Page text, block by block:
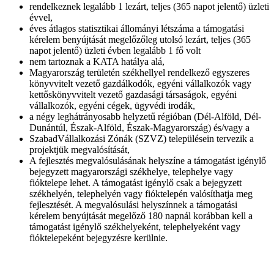
rendelkeznek legalább 1 lezárt, teljes (365 napot jelentő) üzleti
évvel,
éves átlagos statisztikai állományi létszáma a támogatási
kérelem benyújtását megelőzőleg utolsó lezárt, teljes (365
napot jelentő) üzleti évben legalább 1 fő volt
nem tartoznak a KATA hatálya alá,
Magyarország területén székhellyel rendelkező egyszeres
könyvvitelt vezető gazdálkodók, egyéni vállalkozók vagy
kettőskönyvvitelt vezető gazdasági társaságok, egyéni
vállalkozók, egyéni cégek, ügyvédi irodák,
a négy leghátrányosabb helyzetű régióban (Dél-Alföld, Dél-
Dunántúl, Észak-Alföld, Észak-Magyarország) és/vagy a
SzabadVállalkozási Zónák (SZVZ) településein tervezik a
projektjük megvalósítását,
A fejlesztés megvalósulásának helyszíne a támogatást igénylő
bejegyzett magyarországi székhelye, telephelye vagy
fióktelepe lehet. A támogatást igénylő csak a bejegyzett
székhelyén, telephelyén vagy fióktelepén valósíthatja meg
fejlesztését. A megvalósulási helyszínnek a támogatási
kérelem benyújtását megelőző 180 napnál korábban kell a
támogatást igénylő székhelyeként, telephelyeként vagy
fióktelepeként bejegyzésre kerülnie.